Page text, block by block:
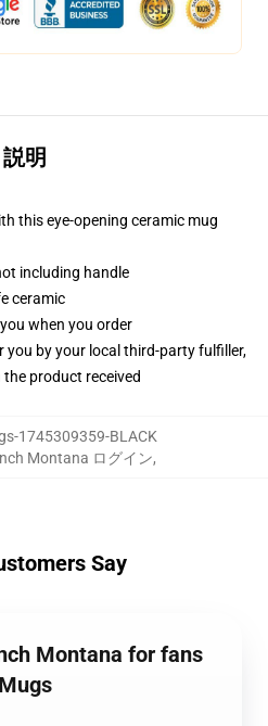
説明
this eye-opening ceramic mug
including handle
ceramic
when you order
you by your local third-party fulfiller,
product received
1745309359-BLACK
Montana ログイン,
Say
Montana for fans